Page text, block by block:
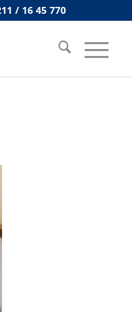
/ 16 45 770